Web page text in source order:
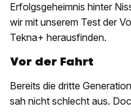
Erfolgsgeheimnis hinter
wir mit unserem Test der
Tekna+ herausfinden.
Vor der Fahrt
Bereits die dritte
sah nicht schlecht aus.